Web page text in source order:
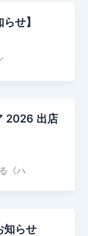
せ】
2026 出店
《ハ
知らせ